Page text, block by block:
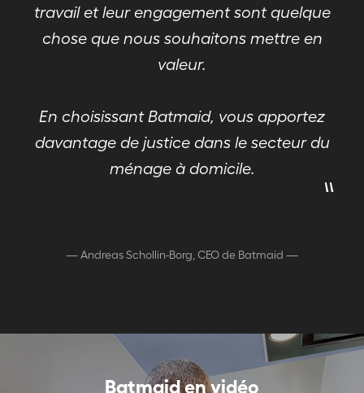
travail et leur engagement sont quelque
chose que nous souhaitons mettre en
valeur.
En choisissant Batmaid, vous apportez
davantage de justice dans le secteur du
ménage à domicile.
"
—Andreas Schollin-Borg, CEO de Batmaid —
Batmaid en vidéo